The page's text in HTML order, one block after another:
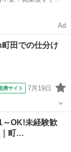
Ad
田での仕分け
携サイト 7月19日
月/火/水/木/金/土/
～OK!未経験歓
｜町…